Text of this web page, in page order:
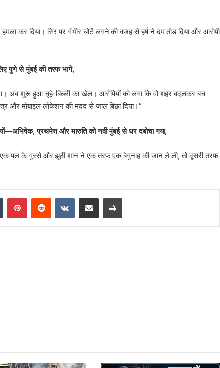
कर दिया। सिर पर गंभीर चोटें लगने की वजह से हर्ष ने दम तोड़ दिया और आरोपी
पुणे से मुंबई की तरफ भागे,
अब शुरू हुआ चूहे-बिल्ली का खेल। आरोपियों को लगा कि वो शहर बदलकर बच
और मोबाइल लोकेशन की मदद से जाल बिछा दिया।”
प्रथमेश और मारुति को नवी मुंबई से धर दबोचा गया,
एक पल के गुस्से और झूठी शान ने एक तरफ एक बेगुनाह की जान ले ली, तो दूसरी तरफ